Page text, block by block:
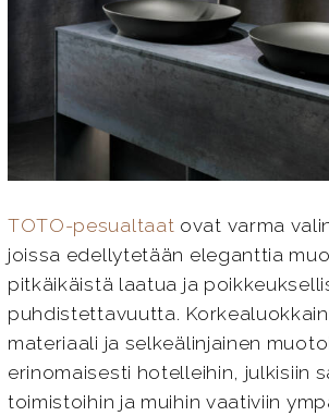
TOTO-pesualtaat ovat varma
joissa edellytetään eleganttia
pitkäikäistä laatua ja
puhdistettavuutta.
materiaali ja selkeälinjainen
erinomaisesti hotelleihin, julkisiin
toimistoihin ja muihin vaativiin